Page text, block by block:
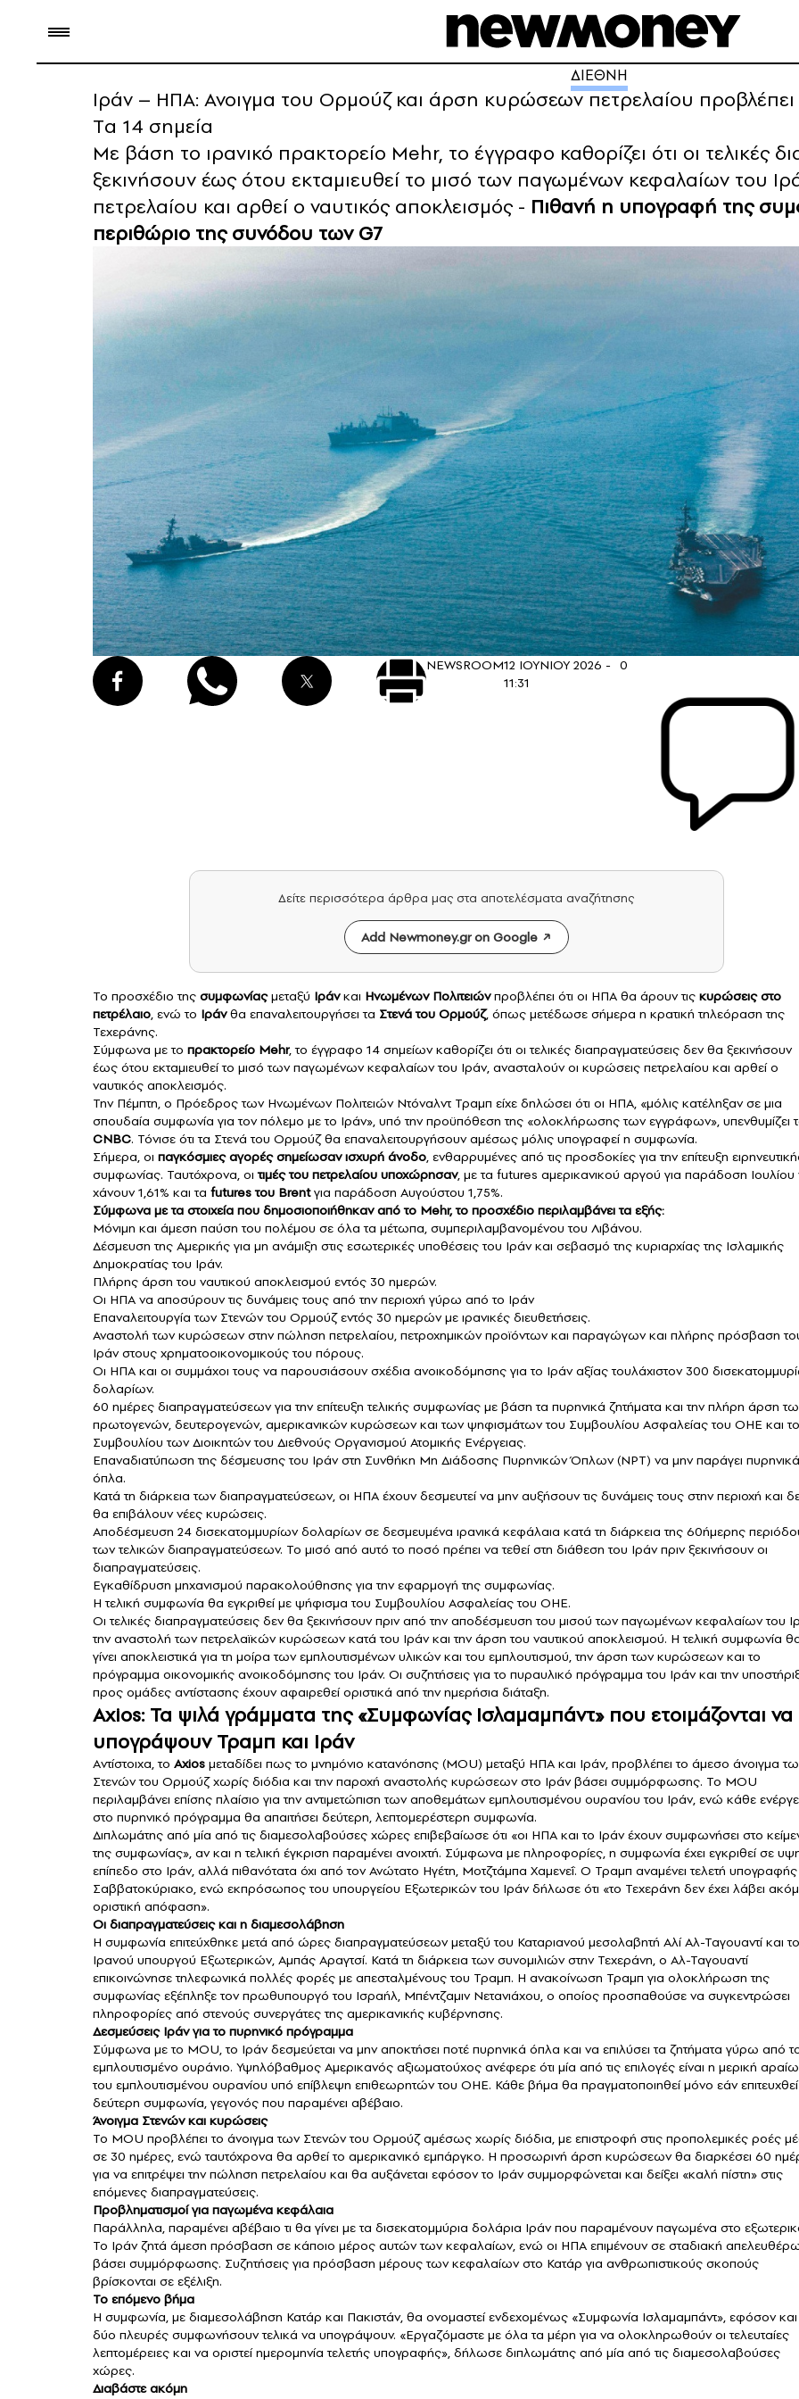
ΔΙΕΘΝΗ
Ιράν – ΗΠΑ: Ανοιγμα του Ορμούζ και άρση κυρώσεων πετρελαίου
Tα 14 σημεία
Με βάση το ιρανικό πρακτορείο Mehr, το έγγραφο καθορίζει ότι οι τελικές
ξεκινήσουν έως ότου εκταμιευθεί το μισό των παγωμένων κεφαλαίων του
πετρελαίου και αρθεί ο ναυτικός αποκλεισμός - Πιθανή η υπογραφή της
περιθώριο της συνόδου των G7
NEWSROOM12 ΙΟΥΝΙΟΥ 2026 -
11:31
0
Δείτε περισσότερα άρθρα μας στα αποτελέσματα αναζήτησης
Add Newmoney.gr on Google
Το προσχέδιο της συμφωνίαςμεταξύ Ιράν και Ηνωμένων Πολιτειώνπροβλέπει ότι οι ΗΠΑ θα άρουν τις κυρώσεις στο
πετρέλαιο, ενώ το Ιράνθα επαναλειτουργήσει τα Στενά του Ορμούζ, όπως μετέδωσε σήμερα η κρατική τηλεόραση της
Τεχεράνης.
Σύμφωνα με το πρακτορείο Mehr, το έγγραφο 14 σημείων καθορίζει ότι οι τελικές διαπραγματεύσεις δεν θα ξεκινήσουν
έως ότου εκταμιευθεί το μισό των παγωμένων κεφαλαίων του Ιράν, ανασταλούν οι κυρώσεις πετρελαίου και αρθεί ο
ναυτικός αποκλεισμός.
Την Πέμπτη, ο Πρόεδρος των Ηνωμένων Πολιτειών Ντόναλντ Τραμπ είχε δηλώσει ότι οι ΗΠΑ, «μόλις κατέληξαν σε μια
σπουδαία συμφωνία για τον πόλεμο με το Ιράν», υπό την προϋπόθεση της «ολοκλήρωσης των εγγράφων», υπενθυμίζει
CNBC. Τόνισε ότι τα Στενά του Ορμούζ θα επαναλειτουργήσουν αμέσως μόλις υπογραφεί η συμφωνία.
Σήμερα, οι παγκόσμιες αγορές σημείωσαν ισχυρή άνοδο, ενθαρρυμένες από τις προσδοκίες για την επίτευξη
συμφωνίας. Ταυτόχρονα, οιτιμές του πετρελαίου υποχώρησαν, με τα futures αμερικανικού αργού για παράδοση Ιουλίου
χάνουν 1,61% και τα futures του Brentγια παράδοση Αυγούστου 1,75%.
Σύμφωνα με τα στοιχεία που δημοσιοποιήθηκαν από το Mehr, το προσχέδιο περιλαμβάνει τα εξής:
Μόνιμη και άμεση παύση του πολέμου σε όλα τα μέτωπα, συμπεριλαμβανομένου του Λιβάνου.
Δέσμευση της Αμερικής για μη ανάμιξη στις εσωτερικές υποθέσεις του Ιράν και σεβασμό της κυριαρχίας της Ισλαμικής
Δημοκρατίας του Ιράν.
Πλήρης άρση του ναυτικού αποκλεισμού εντός 30 ημερών.
Οι ΗΠΑ να αποσύρουν τις δυνάμεις τους από την περιοχή γύρω από το Ιράν
Επαναλειτουργία των Στενών του Ορμούζ εντός 30 ημερών με ιρανικές διευθετήσεις.
Αναστολή των κυρώσεων στην πώληση πετρελαίου, πετροχημικών προϊόντων και παραγώγων και πλήρης πρόσβαση
Ιράν στους χρηματοοικονομικούς του πόρους.
Οι ΗΠΑ και οι συμμάχοι τους να παρουσιάσουν σχέδια ανοικοδόμησης για το Ιράν αξίας τουλάχιστον 300
δολαρίων.
60 ημέρες διαπραγματεύσεων για την επίτευξη τελικής συμφωνίας με βάση τα πυρηνικά ζητήματα και την πλήρη άρση
πρωτογενών, δευτερογενών, αμερικανικών κυρώσεων και των ψηφισμάτων του Συμβουλίου Ασφαλείας του ΟΗΕ και
Συμβουλίου των Διοικητών του Διεθνούς Οργανισμού Ατομικής Ενέργειας.
Επαναδιατύπωση της δέσμευσης του Ιράν στη Συνθήκη Μη Διάδοσης Πυρηνικών Όπλων (NPT) να μην παράγει πυρηνικά
όπλα.
Κατά τη διάρκεια των διαπραγματεύσεων, οι ΗΠΑ έχουν δεσμευτεί να μην αυξήσουν τις δυνάμεις τους στην περιοχή και
θα επιβάλουν νέες κυρώσεις.
Αποδέσμευση 24 δισεκατομμυρίων δολαρίων σε δεσμευμένα ιρανικά κεφάλαια κατά τη διάρκεια της 60ήμερης
των τελικών διαπραγματεύσεων. Το μισό από αυτό το ποσό πρέπει να τεθεί στη διάθεση του Ιράν πριν ξεκινήσουν οι
διαπραγματεύσεις.
Εγκαθίδρυση μηχανισμού παρακολούθησης για την εφαρμογή της συμφωνίας.
Η τελική συμφωνία θα εγκριθεί με ψήφισμα του Συμβουλίου Ασφαλείας του ΟΗΕ.
Οι τελικές διαπραγματεύσεις δεν θα ξεκινήσουν πριν από την αποδέσμευση του μισού των παγωμένων κεφαλαίων του
την αναστολή των πετρελαϊκών κυρώσεων κατά του Ιράν και την άρση του ναυτικού αποκλεισμού. Η τελική συμφωνία
γίνει αποκλειστικά για τη μοίρα των εμπλουτισμένων υλικών και του εμπλουτισμού, την άρση των κυρώσεων και το
πρόγραμμα οικονομικής ανοικοδόμησης του Ιράν. Οι συζητήσεις για το πυραυλικό πρόγραμμα του Ιράν και την
προς ομάδες αντίστασης έχουν αφαιρεθεί οριστικά από την ημερήσια διάταξη.
Axios: Τα ψιλά γράμματα της «Συμφωνίας Ισλαμαμπάντ» που ετοιμάζονται να
υπογράψουν Τραμπ και Ιράν
Aντίστοιχα, το Axios μεταδίδει πως το μνημόνιο κατανόησης (MOU) μεταξύ ΗΠΑ και Ιράν, προβλέπει το άμεσο άνοιγμα
Στενών του Ορμούζ χωρίς διόδια και την παροχή αναστολής κυρώσεων στο Ιράν βάσει συμμόρφωσης. Το MOU
περιλαμβάνει επίσης πλαίσιο για την αντιμετώπιση των αποθεμάτων εμπλουτισμένου ουρανίου του Ιράν, ενώ κάθε
στο πυρηνικό πρόγραμμα θα απαιτήσει δεύτερη, λεπτομερέστερη συμφωνία.
Διπλωμάτης από μία από τις διαμεσολαβούσες χώρες επιβεβαίωσε ότι «οι ΗΠΑ και το Ιράν έχουν συμφωνήσει στο
της συμφωνίας», αν και η τελική έγκριση παραμένει ανοιχτή. Σύμφωνα με πληροφορίες, η συμφωνία έχει εγκριθεί σε
επίπεδο στο Ιράν, αλλά πιθανότατα όχι από τον Ανώτατο Ηγέτη, Μοτζτάμπα Χαμενεΐ. Ο Τραμπ αναμένει τελετή υπογραφής
Σαββατοκύριακο, ενώ εκπρόσωπος του υπουργείου Εξωτερικών του Ιράν δήλωσε ότι «το Τεχεράνη δεν έχει λάβει
οριστική απόφαση».
Οι διαπραγματεύσεις και η διαμεσολάβηση
Η συμφωνία επιτεύχθηκε μετά από ώρες διαπραγματεύσεων μεταξύ του Καταριανού μεσολαβητή Αλί Αλ-Ταγουαντί και
Ιρανού υπουργού Εξωτερικών, Αμπάς Αραγτσί. Κατά τη διάρκεια των συνομιλιών στην Τεχεράνη, ο Αλ-Ταγουαντί
επικοινώνησε τηλεφωνικά πολλές φορές με απεσταλμένους του Τραμπ. Η ανακοίνωση Τραμπ για ολοκλήρωση της
συμφωνίας εξέπληξε τον πρωθυπουργό του Ισραήλ, Μπέντζαμιν Νετανιάχου, ο οποίος προσπαθούσε να συγκεντρώσει
πληροφορίες από στενούς συνεργάτες της αμερικανικής κυβέρνησης.
Δεσμεύσεις Ιράν για το πυρηνικό πρόγραμμα
Σύμφωνα με το MOU, το Ιράν δεσμεύεται να μην αποκτήσει ποτέ πυρηνικά όπλα και να επιλύσει τα ζητήματα γύρω από
εμπλουτισμένο ουράνιο. Υψηλόβαθμος Αμερικανός αξιωματούχος ανέφερε ότι μία από τις επιλογές είναι η μερική
του εμπλουτισμένου ουρανίου υπό επίβλεψη επιθεωρητών του ΟΗΕ. Κάθε βήμα θα πραγματοποιηθεί μόνο εάν επιτευχθεί
δεύτερη συμφωνία, γεγονός που παραμένει αβέβαιο.
Άνοιγμα Στενών και κυρώσεις
Το MOU προβλέπει το άνοιγμα των Στενών του Ορμούζ αμέσως χωρίς διόδια, με επιστροφή στις προπολεμικές ροές
σε 30 ημέρες, ενώ ταυτόχρονα θα αρθεί το αμερικανικό εμπάργκο. Η προσωρινή άρση κυρώσεων θα διαρκέσει 60
για να επιτρέψει την πώληση πετρελαίου και θα αυξάνεται εφόσον το Ιράν συμμορφώνεται και δείξει «καλή πίστη» στις
επόμενες διαπραγματεύσεις.
Προβληματισμοί για παγωμένα κεφάλαια
Παράλληλα, παραμένει αβέβαιο τι θα γίνει με τα δισεκατομμύρια δολάρια Ιράν που παραμένουν παγωμένα στο
Το Ιράν ζητά άμεση πρόσβαση σε κάποιο μέρος αυτών των κεφαλαίων, ενώ οι ΗΠΑ επιμένουν σε σταδιακή
βάσει συμμόρφωσης. Συζητήσεις για πρόσβαση μέρους των κεφαλαίων στο Κατάρ για ανθρωπιστικούς σκοπούς
βρίσκονται σε εξέλιξη.
Το επόμενο βήμα
Η συμφωνία, με διαμεσολάβηση Κατάρ και Πακιστάν, θα ονομαστεί ενδεχομένως «Συμφωνία Ισλαμαμπάντ», εφόσον και
δύο πλευρές συμφωνήσουν τελικά να υπογράψουν. «Εργαζόμαστε με όλα τα μέρη για να ολοκληρωθούν οι τελευταίες
λεπτομέρειες και να οριστεί ημερομηνία τελετής υπογραφής», δήλωσε διπλωμάτης από μία από τις διαμεσολαβούσες
χώρες.
Διαβάστε ακόμη